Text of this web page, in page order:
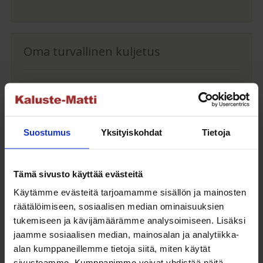
Suostumus Yksityiskohdat Tietoja
Tämä sivusto käyttää evästeitä
Käytämme evästeitä tarjoamamme sisällön ja mainosten
räätälöimiseen, sosiaalisen median ominaisuuksien
tukemiseen ja kävijämäärämme analysoimiseen. Lisäksi
jaamme sosiaalisen median, mainosalan ja analytiikka-
alan kumppaneillemme tietoja siitä, miten käytät
Oma turvallinen kuljetus
tuotteiden toimitukseen. Saat varmemmin tuotteet
Turvallisemman kuljetuksen hinta Suomessa alk.
59€!
Yleiset ehdot
Tutustu yleisiin toimitus- ja maksuehtoihimme.